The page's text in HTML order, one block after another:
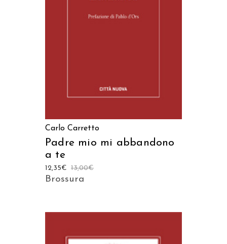
AGGIUNGI AL CARRELLO
Carlo Carretto
Padre mio mi abbandono
a te
13,00€
12,35€
Brossura